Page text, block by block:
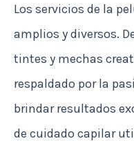
Los servicios de la
amplios y diversos.
tintes y mechas
respaldado por la
brindar resultados
de cuidado capilar